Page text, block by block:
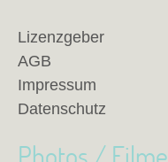
Lizenzgeber
AGB
Impressum
Datenschutz